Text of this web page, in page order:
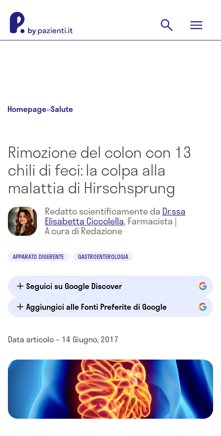
Homepage»Salute
Rimozione del colon con 13
chili di feci: la colpa alla
malattia di Hirschsprung
Redatto scientificamente da Dr.ssa
Elisabetta Ciccolella, Farmacista |
A cura di Redazione
APPARATO DIGERENTE GASTROENTEROLOGIA
Seguici su Google Discover
Aggiungici alle Fonti Preferite di Google
Data articolo – 14 Giugno, 2017